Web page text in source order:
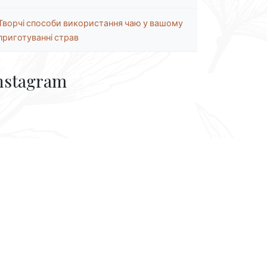
способи використання чаю у вашому
страв